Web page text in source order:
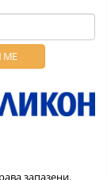
запазени.